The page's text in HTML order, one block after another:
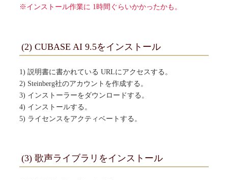
※インストール作業に 1時間ぐらいかかったかも。
(2) CUBASE AI 9.5をインストール
1) 説明書に書かれている URLにアクセスする。
2) Steinberg社のアカウントを作成する。
3) インストーラーをダウンロードする。
4) インストールする。
5) ライセンスをアクティベートする。
(3) 歌声ライブラリをインストール